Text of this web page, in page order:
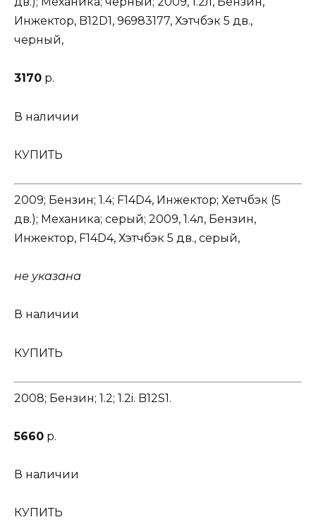
Инжектор, B12D1, 96983177, Хэтчбэк 5 дв.,
черный,
3170 р.
В наличии
КУПИТЬ
2009; Бензин; 1.4; F14D4, Инжектор; Хетчбэк (5
дв.); Механика; серый; 2009, 1.4л, Бензин,
Инжектор, F14D4, Хэтчбэк 5 дв., серый,
не указана
В наличии
КУПИТЬ
2008; Бензин; 1.2; 1.2i. B12S1.
5660 р.
В наличии
КУПИТЬ